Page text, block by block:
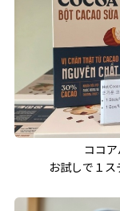
ココ
お試しで１